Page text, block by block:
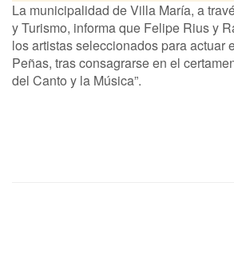
La municipalidad de Villa María, a
y Turismo, informa que Felipe Rius y
los artistas seleccionados para actuar
Peñas, tras consagrarse en el
del Canto y la Música”.